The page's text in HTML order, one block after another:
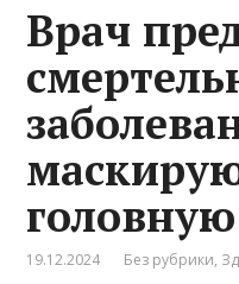
Врач
19.12.2024 Без рубрики,